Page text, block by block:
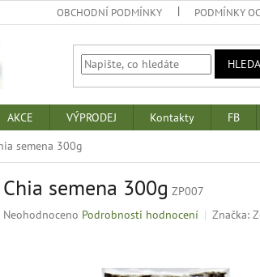
OBCHODNÍ PODMÍNKY PODMÍNKY
AKCE VÝPRODEJ Kontakty FB
semena 300g
Chia semena 300g ZP007
Průměrné
Neohodnoceno Podrobnosti hodnocení Značka: